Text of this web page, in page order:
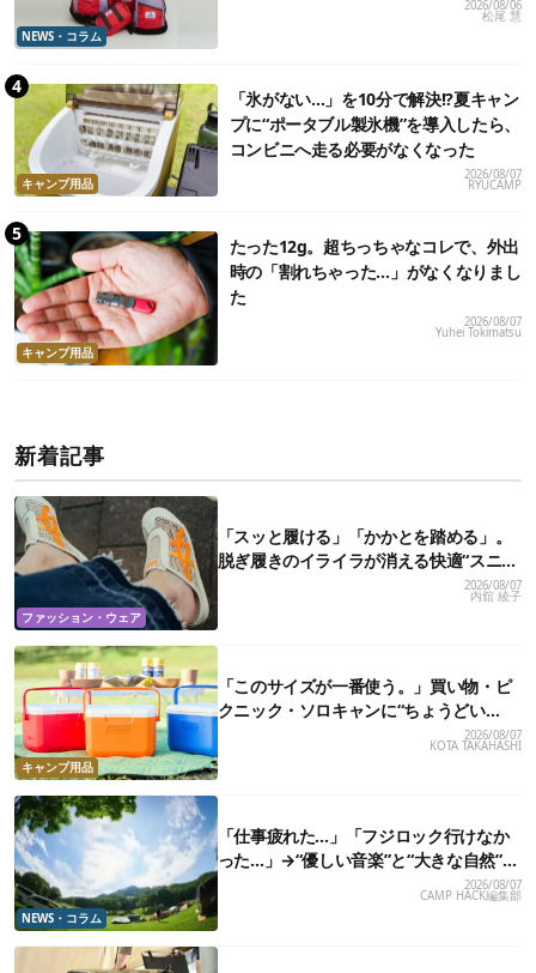
NEWS・コラム
2026/08/06
松尾 慧
キャンプ用品
「氷がない…」を10分で解決!?夏キャン
プに“ポータブル製氷機”を導入したら、
コンビニへ走る必要がなくなった
2026/08/07
RYUCAMP
キャンプ用品
たった12g。超ちっちゃなコレで、外出
時の「割れちゃった…」がなくなりまし
た
2026/08/07
Yuhei Tokimatsu
新着記事
ファッション・ウェア
「スッと履ける」「かかとを踏める」。
脱ぎ履きのイライラが消える快適“スニー
2026/08/07
内舘 綾子
キャンプ用品
「このサイズが一番使う。」買い物・ピ
クニック・ソロキャンに“ちょうどい
2026/08/07
KOTA TAKAHASHI
NEWS・コラム
「仕事疲れた…」「フジロック行けなか
った…」→“優しい音楽”と“大きな自然”で
2026/08/07
CAMP HACK編集部